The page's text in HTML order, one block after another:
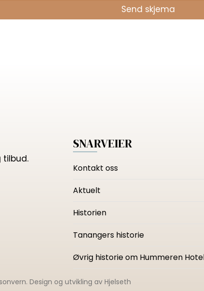
Send skjema
tilbud.
SNARVEIER
Kontakt oss
Aktuelt
Historien
Tanangers historie
Øvrig historie om Hummeren
. Design og utvikling av Hjelseth